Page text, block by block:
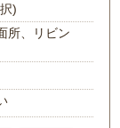
)
所、リビン